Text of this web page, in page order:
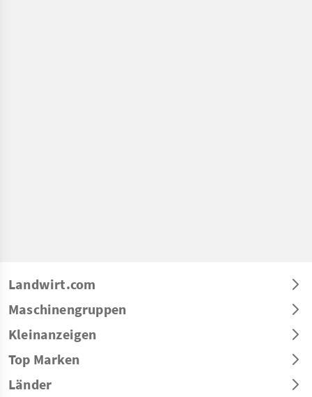
Landwirt.com
Maschinengruppen
Kleinanzeigen
Top Marken
Länder